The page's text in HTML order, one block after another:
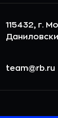
115432, г.
team@rb.ru